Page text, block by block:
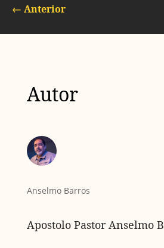
← Anterior
Autor
Anselmo Barros
Apostolo Pastor Anselmo